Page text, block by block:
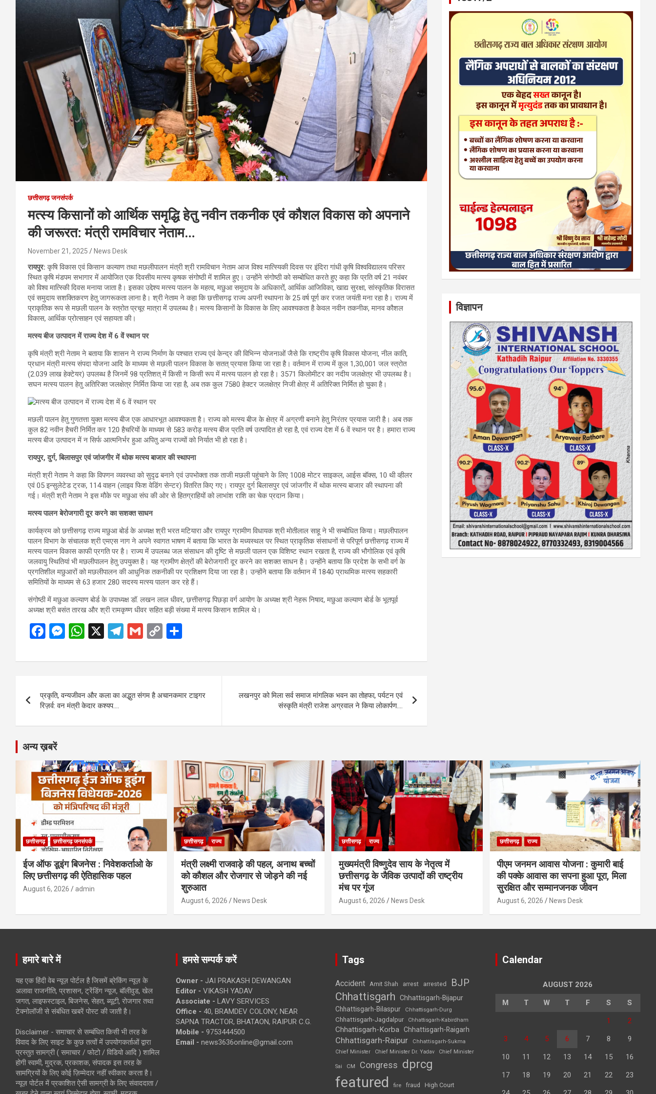
छत्तीसगढ़ जनसंपर्क
मत्स्य किसानों को आर्थिक समृद्धि हेतु नवीन तकनीक एवं कौशल विकास को अपनाने
की जरूरत: मंत्री रामविचार नेताम…
November 21, 2025 News Desk
रायपुर:कृषि विकास एवं किसान कल्याण तथा मछलीपालन मंत्री श्री रामविचान नेताम आज विश्व मात्स्यिकी दिवस पर इंदिरा गांधी कृषि विश्वविद्यालय परिसर
स्थित कृषि मंडपम सभागार में आयोजित एक दिवसीय मत्स्य कृषक संगोष्ठी में शामिल हुए। उन्होंने संगोष्ठी को सम्बोधित करते हुए कहा कि प्रति वर्ष 21 नवंबर
को विश्व मात्स्किी दिवस मनाया जाता है। इसका उद्देश्य मत्स्य पालन के महत्व, मछुआ समुदाय के अधिकारों, आर्थिक आजिविका, खाद्य सुरक्षा, सांस्कृतिक विरासत
एवं समुदाय सशक्तिकरण हेतु जागरूकता लाना है। श्री नेताम ने कहा कि छत्तीसगढ़ राज्य अपनी स्थापना के 25 वर्ष पूर्ण कर रजत जयंती मना रहा है। राज्य में
प्राकृतिक रूप से मछली पालन के स्त्रोत प्रचूर मात्रा में उपलब्ध है। मत्स्य किसानों के विकास के लिए आवश्यकता है केवल नवीन तकनीक, मानव कौशल
विकास, आर्थिक प्रोत्साहन एवं सहायता की।
मत्स्य बीज उत्पादन में राज्य देश में 6 वें स्थान पर
कृषि मंत्री श्री नेताम ने बताया कि शासन ने राज्य निर्माण के पश्चात राज्य एवं केन्द्र की विभिन्न योजनाओं जैसे कि राष्ट्रीय कृषि विकास योजना, नील काति,
प्रधान मंत्री मत्स्य संपदा योजना आदि के माध्यम से मछली पालन विकास के सतत् प्रयास किया जा रहा है। वर्तमान में राज्य में कुल 1,30,001 जल स्त्रोत
(2.039 लाख हेक्टेयर) उपलब्ध है जिनमें 98 प्रतिशत् में किसी न किसी रूप में मत्स्य पालन हो रहा है। 3571 किलोमीटर का नदीय जलक्षेत्र भी उपलब्ध है।
सघन मत्स्य पालन हेतु अतिरिक्त जलक्षेत्र निर्मित किया जा रहा है, अब तक कुल 7580 हेक्टर जलक्षेत्र निजी क्षेत्र में अतिरिक्त निर्मित हो चुका है।
मछली पालन हेतु गुणतत्ता युक्त मत्स्य बीज एक आधारभूत आवश्यकता है। राज्य को मत्स्य बीज के क्षेत्र में अग्रणी बनाने हेतु निरंतर प्रयास जारी है। अब तक
कुल 82 नवीन हैचरी निर्मित कर 120 हैचरियों के माध्यम से 583 करोड़ मत्स्य बीज प्रति वर्ष उत्पादित हो रहा है, एवं राज्य देश में 6 वें स्थान पर है। हमारा राज्य
मत्स्य बीज उत्पादन में न सिर्फ आत्मनिर्भर हुआ अपितु अन्य राज्यों को निर्यात भी हो रहा है।
रायपुर, दुर्ग, बिलासपुर एवं जांजगीर में थोक मत्स्य बाजार की स्थापना
मंत्री श्री नेताम ने कहा कि विपणन व्यवस्था को सुदृढ बनाने एवं उपभोक्ता तक ताजी मछली पहुंचाने के लिए 1008 मोटर साइकल, आईस बॉक्स, 10 थी व्हीलर
एवं 05 इन्सुलेटेड ट्रक, 114 वाहन (लाइव फिश वेडिंग सेन्टर) वितरित किए गए। रायपुर दुर्ग बिलासपुर एवं जांजगीर में थोक मत्स्य बाजार की स्थापना की
गई। मंत्री श्री नेताम ने इस मौके पर मछुआ संघ की ओर से हितग्राहियों को लाभांश राशि का चेक प्रदान किया।
मत्स्य पालन बेरोजगारी दूर करने का सशक्त साधन
कार्यक्रम को छत्तीसगढ़ राज्य मछुआ बोर्ड के अध्यक्ष श्री भरत मटियारा और रायपुर ग्रामीण विधायक श्री मोतीलाल साहू ने भी सम्बोधित किया। मछलीपालन
पालन विभाग के संचालक श्री एमएस नाग ने अपने स्वागत भाषण में बताया कि भारत के मध्यस्थल पर स्थित प्राकृतिक संसाधनों से परिपूर्ण छत्तीसगढ़ राज्य में
मत्स्य पालन विकास काफी प्रगति पर है। राज्य में उपलब्ध जल संसाधन की दृष्टि से मछली पालन एक विशिष्ट स्थान रखता है, राज्य की भौगोलिक एवं कृषि
जलवायु स्थितियां भी मछलीपालन हेतु उपयुक्त है। यह ग्रामीण क्षेत्रों की बेरोजगारी दूर करने का सशक्त साधन है। उन्होंने बताया कि प्रदेश के सभी वर्ग के
प्रगतिशील मछुआरों को मछलीपालन की आधुनिक तकनीकी पर प्रशिक्षण दिया जा रहा है। उन्होंने बताया कि वर्तमान में 1840 प्राथमिक मत्स्य सहकारी
समितियों के माध्यम से 63 हजार 280 सदस्य मत्स्य पालन कर रहे हैं।
संगोष्ठी में मछुआ कल्याण बोर्ड के उपाध्यक्ष डॉ. लखन लाल धीवर, छत्तीसगढ़ पिछड़ा वर्ग आयोग के अध्यक्ष श्री नेहरू निषाद, मछुआ कल्याण बोर्ड के भूतपूर्व
अध्यक्ष श्री बसंत तारख और श्री रामकृष्ण धीवर सहित बड़ी संख्या में मत्स्य किसान शामिल थे।
F
ce
o
o
k
M
se
g
er
W
at
A
p
p
X
T
e
a
G
ail
C
py
n
ar
navigation
प्रकृति, वन्यजीवन और कला का अद्भुत संगम है अचानकमार टाइगर
रिज़र्व: वन मंत्री केदार कश्यप….
लखनपुर को मिला सर्व समाज मांगलिक भवन का तोहफा, पर्यटन एवं
संस्कृति मंत्री राजेश अग्रवाल ने किया लोकार्पण….
विज्ञापन
अन्य ख़बरें
छत्तीसगढ़ छत्तीसगढ़ जनसंपर्क
ईज ऑफ डूइंग बिजनेस : निवेशकर्ताओ के
लिए छत्तीसगढ़ की ऐतिहासिक पहल
August 6, 2026 admin
छत्तीसगढ़ राज्य
मंत्री लक्ष्मी राजवाड़े की पहल, अनाथ बच्चों
को कौशल और रोजगार से जोड़ने की नई
शुरुआत
August 6, 2026 News Desk
छत्तीसगढ़ राज्य
मुख्यमंत्री विष्णुदेव साय के नेतृत्व में
छत्तीसगढ़ के जैविक उत्पादों की राष्ट्रीय
मंच पर गूंज
August 6, 2026 News Desk
छत्तीसगढ़ राज्य
पीएम जनमन आवास योजना : कुमारी बाई
की पक्के आवास का सपना हुआ पूरा, मिला
सुरक्षित और सम्मानजनक जीवन
August 6, 2026 News Desk
हमारे बारे में
यह एक हिंदी वेब न्यूज़ पोर्टल है जिसमें ब्रेकिंग न्यूज़ के
अलावा राजनीति, प्रशासन, ट्रेंडिंग न्यूज, बॉलीवुड, खेल
जगत, लाइफस्टाइल, बिजनेस, सेहत, ब्यूटी, रोजगार तथा
टेक्नोलॉजी से संबंधित खबरें पोस्ट की जाती है।
Disclaimer - समाचार से सम्बंधित किसी भी तरह के
विवाद के लिए साइट के कुछ तत्वों में उपयोगकर्ताओं द्वारा
प्रस्तुत सामग्री ( समाचार / फोटो / विडियो आदि ) शामिल
होगी स्वामी, मुद्रक, प्रकाशक, संपादक इस तरह के
सामग्रियों के लिए कोई ज़िम्मेदार नहीं स्वीकार करता है।
न्यूज़ पोर्टल में प्रकाशित ऐसी सामग्री के लिए संवाददाता /
हमसे सम्पर्क करें
Owner - JAI PRAKASH DEWANGAN
Editor - VIKASH YADAV
Associate - LAVY SERVICES
Office - 40, BRAMDEV COLONY, NEAR
SAPNA TRACTOR, BHATAON, RAIPUR C.G.
Mobile - 9753444500
Email - news3636online@gmail.com
Tags
Accident Amit Shah arrest arrested BJP
Chhattisgarh
Chhattisgarh-Bijapur
Chhattisgarh-Bilaspur
Chhattisgarh-Durg
Chhattisgarh-Jagdalpur Chhattisgarh-Kabirdham
Chhattisgarh-Korba Chhattisgarh-Raigarh
Chhattisgarh-Raipur
Chhattisgarh-Sukma
Chief Minister
Chief Minister Dr. Yadav Chief Minister
Sai CM Congress dprcg
featured fire fraud High Court
Calendar
AUGUST 2026
M T W T F S S
1 2
3 4 5 6 7 8 9
10 11 12 13 14 15 16
17 18 19 20 21 22 23